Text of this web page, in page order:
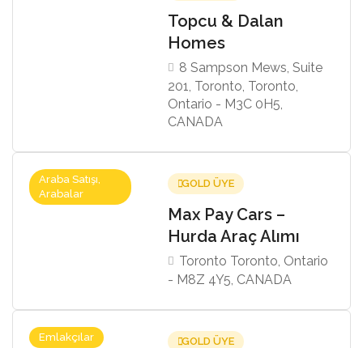
Topcu & Dalan
Homes
8 Sampson Mews, Suite
201, Toronto, Toronto,
Ontario - M3C 0H5,
CANADA
Araba Satışı,
Arabalar
GOLD ÜYE
Max Pay Cars –
Hurda Araç Alımı
Toronto Toronto, Ontario
- M8Z 4Y5, CANADA
Emlakçılar GOLD ÜYE